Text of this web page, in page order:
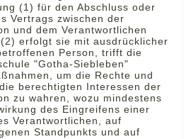
(1) für den Abschluss oder
Vertrags zwischen der
und dem Verantwortlichen
erfolgt sie mit ausdrücklicher
Person, trifft die
"Gotha-Siebleben"
um die Rechte und
berechtigten Interessen der
zu wahren, wozu mindestens
des Eingreifens einer
Verantwortlichen, auf
Standpunkts und auf